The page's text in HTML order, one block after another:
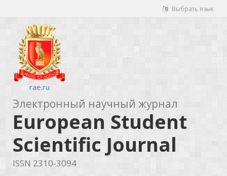
Выбрать язык
rae.ru
Электронный научный журнал
European Student
Scientific Journal
ISSN 2310-3094